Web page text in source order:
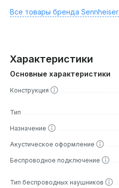
Все товары бренда Sennheiser
Характеристики
Основные характеристики
Конструкция
Тип
Назначение
Акустическое оформление
Беспроводное подключение
Тип беспроводных наушников